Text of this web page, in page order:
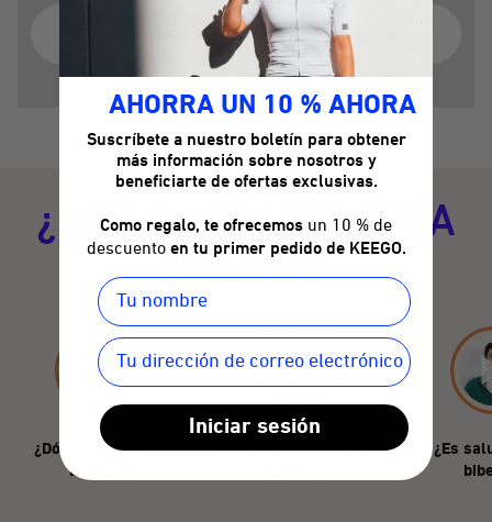
El problema de las botellas de plástico
¿QUÉ CARACTERIZA A
KEEGO?
¿Dónde utilizas la
botella?
¿Qué tan duradero es el
¿Es
AHORRA UN 10 % AHORA
Suscríbete a nuestro boletín para obtener
más información sobre nosotros y
beneficiarte de ofertas exclusivas.
Como regalo, te ofrecemos un 10 % de
descuentoen tu primer pedido de KEEGO.
Iniciar sesión